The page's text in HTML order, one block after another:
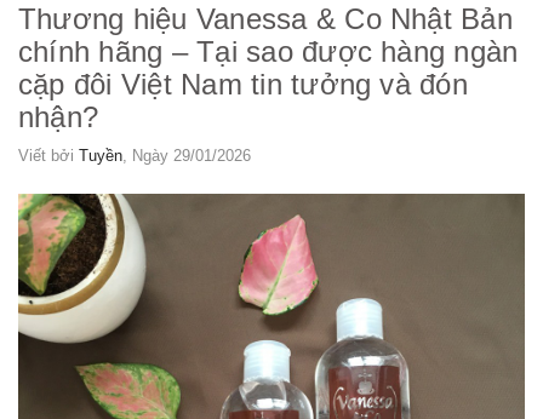
Thương hiệu Vanessa & Co Nhật Bản
chính hãng – Tại sao được hàng ngàn
cặp đôi Việt Nam tin tưởng và đón
nhận?
Viết bởi Tuyền , Ngày 29/01/2026